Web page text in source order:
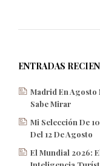
ENTRADAS
Madrid En Agosto
Sabe Mirar
Mi Selección De
Del 12 De Agosto
El Mundial 2026: